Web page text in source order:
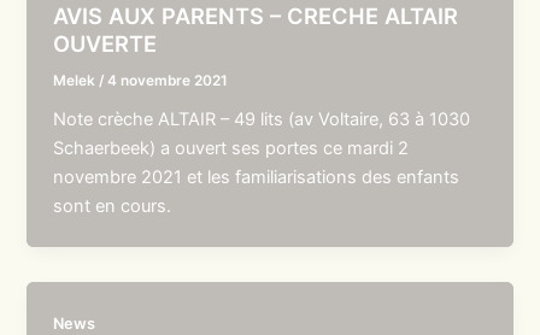
AVIS AUX PARENTS – CRECHE ALTAIR
OUVERTE
Melek /4 novembre 2021
Note crèche ALTAIR – 49 lits (av Voltaire, 63 à 1030
Schaerbeek) a ouvert ses portes ce mardi 2
novembre 2021 et les familiarisations des enfants
sont en cours.
News